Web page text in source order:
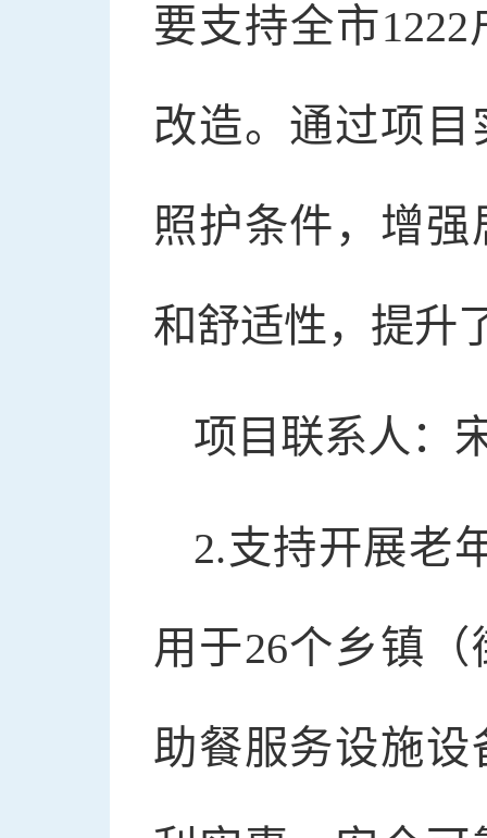
要支持全市
改造。通过项
照护条件，增
和舒适性，提升
项目联系人：
2.支持开展老
用于26个乡镇
助餐服务设施